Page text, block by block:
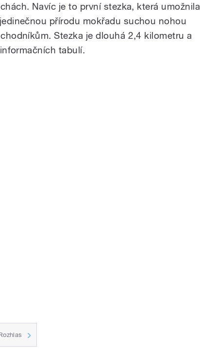
Navíc je to první stezka, která umožnila
přírodu mokřadu suchou nohou
Stezka je dlouhá 2,4 kilometru a
tabulí.